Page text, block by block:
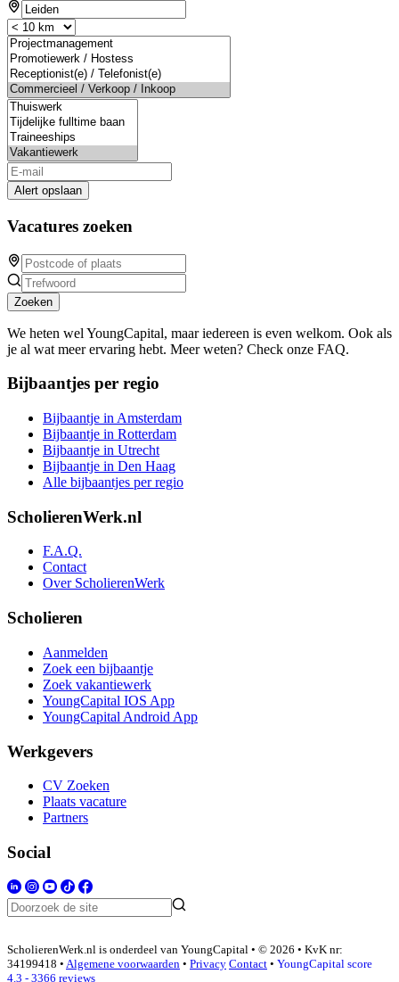
Alert opslaan
Vacatures zoeken
Zoeken
We heten wel YoungCapital, maar iedereen is even welkom. Ook als
je al wat meer ervaring hebt. Meer weten? Check onze FAQ.
Bijbaantjes per regio
Bijbaantje in Amsterdam
Bijbaantje in Rotterdam
Bijbaantje in Utrecht
Bijbaantje in Den Haag
Alle bijbaantjes per regio
ScholierenWerk.nl
F.A.Q.
Contact
Over ScholierenWerk
Scholieren
Aanmelden
Zoek een bijbaantje
Zoek vakantiewerk
YoungCapital IOS App
YoungCapital Android App
Werkgevers
CV Zoeken
Plaats vacature
Partners
Social
ScholierenWerk.nl is onderdeel van YoungCapital • © 2026 • KvK nr:
34199418 • Algemene voorwaarden • Privacy Contact • YoungCapital score
4.3 - 3366 reviews